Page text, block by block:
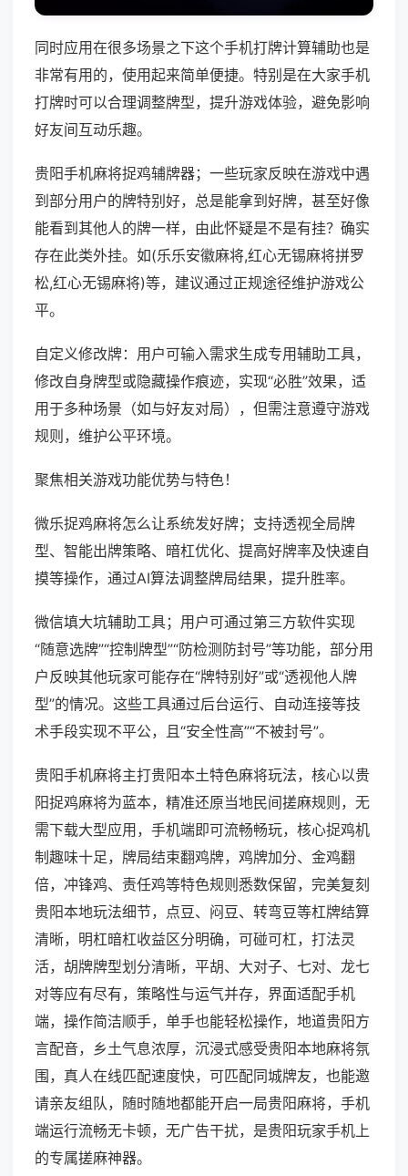
同时应用在很多场景之下这个手机打牌计算辅助也是
非常有用的，使用起来简单便捷。特别是在大家手机
打牌时可以合理调整牌型，提升游戏体验，避免影响
好友间互动乐趣。
贵阳手机麻将捉鸡辅牌器；一些玩家反映在游戏中遇
到部分用户的牌特别好，总是能拿到好牌，甚至好像
能看到其他人的牌一样，由此怀疑是不是有挂？确实
存在此类外挂。如(乐乐安徽麻将,红心无锡麻将拼罗
松,红心无锡麻将)等，建议通过正规途径维护游戏公
平。
自定义修改牌：用户可输入需求生成专用辅助工具，
修改自身牌型或隐藏操作痕迹，实现“必胜”效果，适
用于多种场景（如与好友对局），但需注意遵守游戏
规则，维护公平环境。
聚焦相关游戏功能优势与特色！
微乐捉鸡麻将怎么让系统发好牌；支持透视全局牌
型、智能出牌策略、暗杠优化、提高好牌率及快速自
摸等操作，通过AI算法调整牌局结果，提升胜率。
微信填大坑辅助工具；用户可通过第三方软件实现
“随意选牌”“控制牌型”“防检测防封号”等功能，部分用
户反映其他玩家可能存在“牌特别好”或“透视他人牌
型”的情况。这些工具通过后台运行、自动连接等技
术手段实现不平公，且“安全性高”“不被封号”。
贵阳手机麻将主打贵阳本土特色麻将玩法，核心以贵
阳捉鸡麻将为蓝本，精准还原当地民间搓麻规则，无
需下载大型应用，手机端即可流畅畅玩，核心捉鸡机
制趣味十足，牌局结束翻鸡牌，鸡牌加分、金鸡翻
倍，冲锋鸡、责任鸡等特色规则悉数保留，完美复刻
贵阳本地玩法细节，点豆、闷豆、转弯豆等杠牌结算
清晰，明杠暗杠收益区分明确，可碰可杠，打法灵
活，胡牌牌型划分清晰，平胡、大对子、七对、龙七
对等应有尽有，策略性与运气并存，界面适配手机
端，操作简洁顺手，单手也能轻松操作，地道贵阳方
言配音，乡土气息浓厚，沉浸式感受贵阳本地麻将氛
围，真人在线匹配速度快，可匹配同城牌友，也能邀
请亲友组队，随时随地都能开启一局贵阳麻将，手机
端运行流畅无卡顿，无广告干扰，是贵阳玩家手机上
的专属搓麻神器。